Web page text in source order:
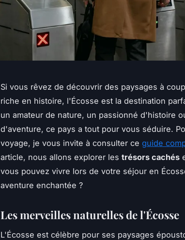
Si vous rêvez de découvrir des paysages à
riche en histoire, l'Écosse est la destination
un amateur de nature, un passionné d'histoire
d'aventure, ce pays a tout pour vous séduire.
voyage, je vous invite à consulter ce guide
article, nous allons explorer les trésors cachés
vous pouvez vivre lors de votre séjour en
aventure enchantée ?
Les merveilles naturelles de l'Écosse
L'Écosse est célèbre pour ses paysages